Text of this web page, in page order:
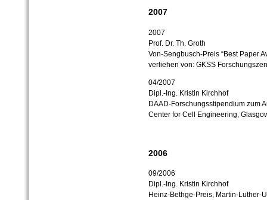
2007
2007
Prof. Dr. Th. Groth
Von-Sengbusch-Preis “Best Paper
verliehen von: GKSS
04/2007
Dipl.-Ing. Kristin Kirchhof
DAAD-Forschungsstipendium zum
Center for Cell Engineering,
2006
09/2006
Dipl.-Ing. Kristin Kirchhof
Heinz-Bethge-Preis, Martin-Luther-